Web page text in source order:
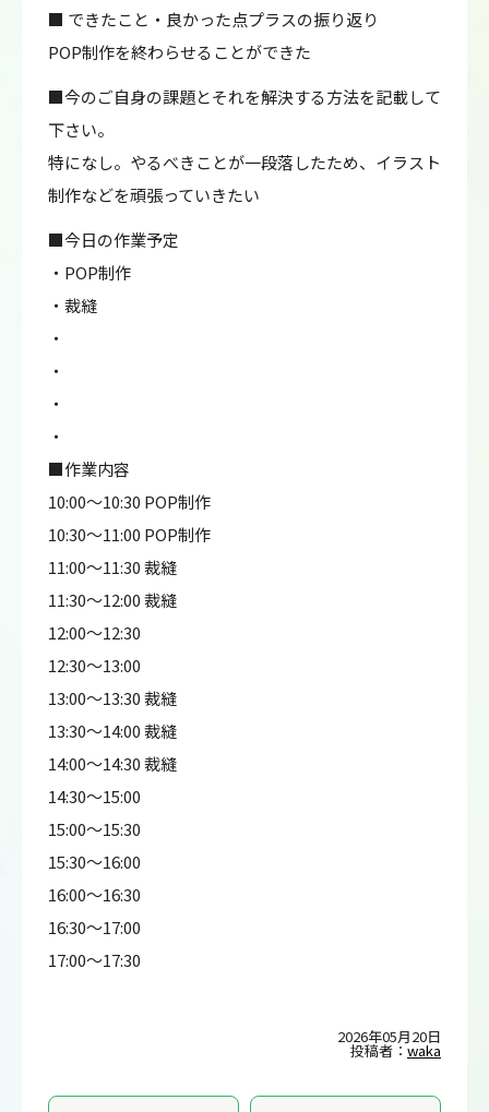
■ できたこと・良かった点プラスの振り返り
POP制作を終わらせることができた
■今のご自身の課題とそれを解決する方法を記載して
下さい。
特になし。やるべきことが一段落したため、イラスト
制作などを頑張っていきたい
■今日の作業予定
・POP制作
・裁縫
・
・
・
・
■作業内容
10:00～10:30 POP制作
10:30～11:00 POP制作
11:00～11:30 裁縫
11:30～12:00 裁縫
12:00～12:30
12:30～13:00
13:00～13:30 裁縫
13:30～14:00 裁縫
14:00～14:30 裁縫
14:30～15:00
15:00～15:30
15:30～16:00
16:00～16:30
16:30～17:00
17:00～17:30
2026年05月20日
投稿者： waka